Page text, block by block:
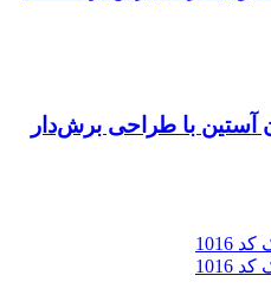
آستین با طراحی برش‌دار